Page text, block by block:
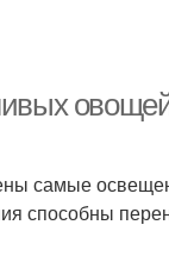
самые
способны